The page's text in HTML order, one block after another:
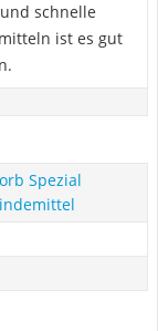
schnelle
ist es gut
Spezial